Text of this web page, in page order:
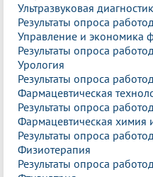
Ультразвуковая
Результаты опроса
Управление и экономика
Результаты опроса
Урология
Результаты опроса
Фармацевтическая
Результаты опроса
Фармацевтическая химия
Результаты опроса
Физиотерапия
Результаты опроса